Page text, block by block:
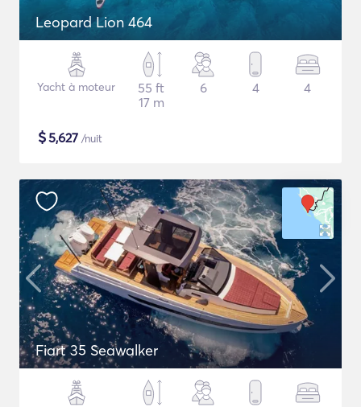
Leopard Lion 464
Yacht à moteur
55 ft
17 m
6 4 4
$5,627 /nuit
Fiart 35 Seawalker